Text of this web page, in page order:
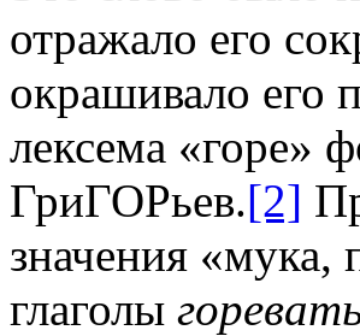
отражало его
окрашивало его
лексема «горе»
ГриГОРьев.[2]
значения
глаголы